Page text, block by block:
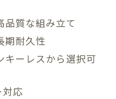
品質な組み立て
期耐久性
キーレスから選択可
応